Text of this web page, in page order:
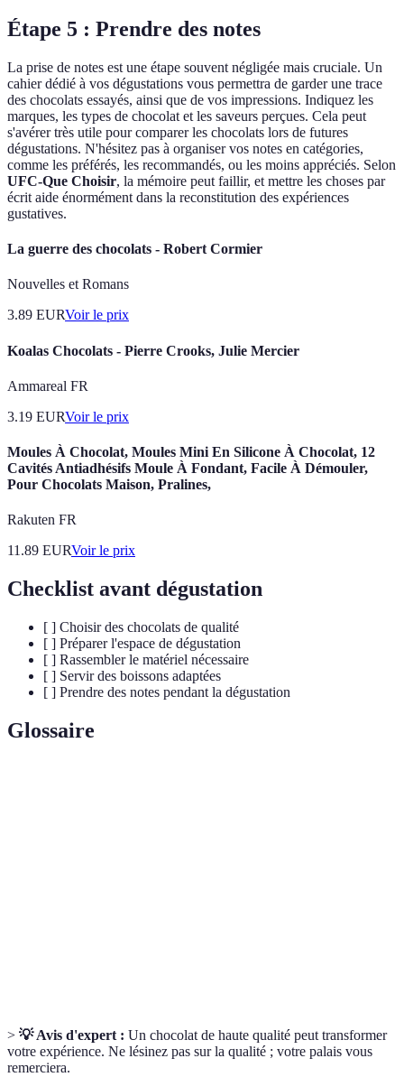
Étape 5 : Prendre des notes
La prise de notes est une étape souvent négligée mais cruciale. Un
cahier dédié à vos dégustations vous permettra de garder une trace
des chocolats essayés, ainsi que de vos impressions. Indiquez les
marques, les types de chocolat et les saveurs perçues. Cela peut
s'avérer très utile pour comparer les chocolats lors de futures
dégustations. N'hésitez pas à organiser vos notes en catégories,
comme les préférés, les recommandés, ou les moins appréciés. Selon
UFC-Que Choisir, la mémoire peut faillir, et mettre les choses par
écrit aide énormément dans la reconstitution des expériences
gustatives.
La guerre des chocolats - Robert Cormier
Nouvelles et Romans
3.89 EURVoir le prix
Koalas Chocolats - Pierre Crooks, Julie Mercier
Ammareal FR
3.19 EURVoir le prix
Moules À Chocolat, Moules Mini En Silicone À Chocolat, 12
Cavités Antiadhésifs Moule À Fondant, Facile À Démouler,
Pour Chocolats Maison, Pralines,
Rakuten FR
11.89 EURVoir le prix
Checklist avant dégustation
[ ] Choisir des chocolats de qualité
[ ] Préparer l'espace de dégustation
[ ] Rassembler le matériel nécessaire
[ ] Servir des boissons adaptées
[ ] Prendre des notes pendant la dégustation
Glossaire
> 💡 Avis d'expert : Un chocolat de haute qualité peut transformer
votre expérience. Ne lésinez pas sur la qualité ; votre palais vous
remerciera.